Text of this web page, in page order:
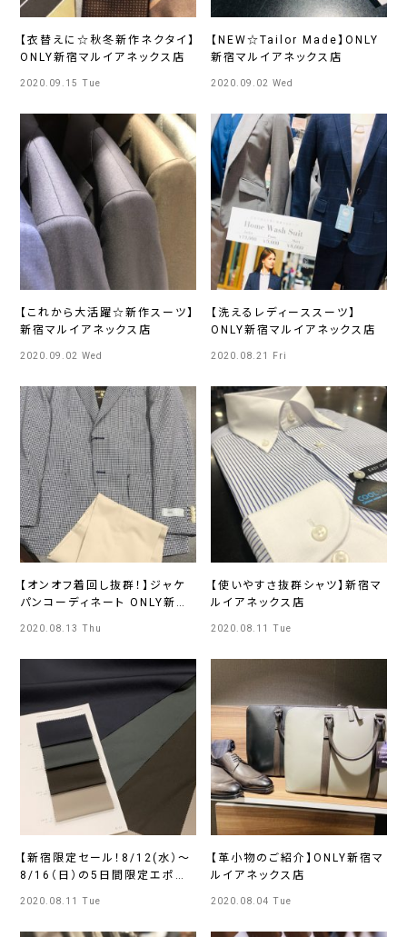
【衣替えに☆秋冬新作ネクタイ】
ONLY新宿マルイアネックス店
2020.09.15 Tue
【NEW☆Tailor Made】ONLY
新宿マルイアネックス店
2020.09.02 Wed
【これから大活躍☆新作スーツ】
新宿マルイアネックス店
2020.09.02 Wed
【洗えるレディーススーツ】
ONLY新宿マルイアネックス店
2020.08.21 Fri
【オンオフ着回し抜群！】ジャケ
パンコーディネート ONLY新宿
2020.08.13 Thu
【使いやすさ抜群シャツ】新宿マ
ルイアネックス店
2020.08.11 Tue
【新宿限定セール！8/12(水）～
8/16（日）の5日間限定エポス
2020.08.11 Tue
【革小物のご紹介】ONLY新宿マ
ルイアネックス店
2020.08.04 Tue